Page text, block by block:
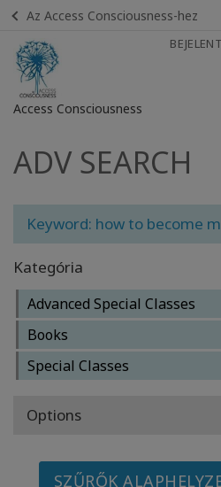
Az Access Consciousness-hez
Access Consciousness
Bejelentkezés
a
BOOKS
MEMBERSHIPS
ACCESSORIES
YOUR
ADV SEARCH
Keyword: how to become
Kategória
Advanced Special Classes
Books
Special Classes
Options
SZŰRŐK